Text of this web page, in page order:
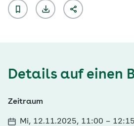
Details auf einen
Zeitraum
Mi, 12.11.2025, 11:00 –